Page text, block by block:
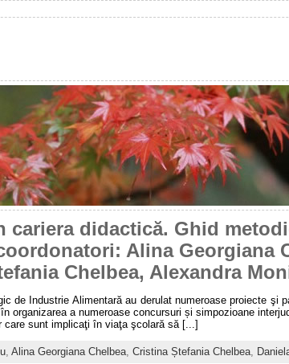
cariera didactică. Ghid
Alina Georgiana
Chelbea, Alexandra
de Industrie Alimentară au derulat numeroase proiecte şi
organizarea a numeroase concursuri și simpozioane
care sunt implicaţi în viaţa şcolară să [...]
, Alina Georgiana Chelbea, Cristina Ștefania Chelbea,